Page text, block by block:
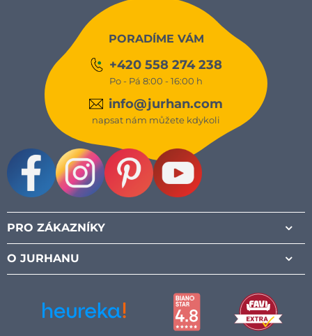
PORADÍME VÁM
+420 558 274 238
Po - Pá 8:00 - 16:00 h
info@jurhan.com
napsat nám můžete kdykoli
PRO ZÁKAZNÍKY
O JURHANU